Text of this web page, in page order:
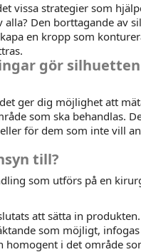
vissa strategier som
alla? Den borttagande av
en kropp som
gör
ger dig möjlighet att
som ska behandlas.
för dem som inte vill
till?
som utförs på en
att sätta in
som möjligt,
i det område